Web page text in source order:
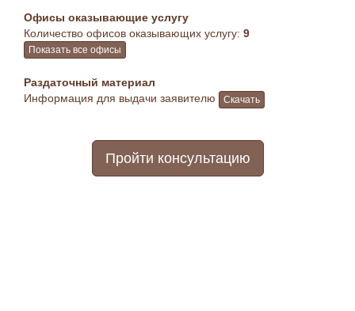
Офисы оказывающие услугу
Количество офисов оказывающих услугу: 9
Показать все офисы
Раздаточный материал
Информация для выдачи заявителю
Скачать
Пройти консультацию